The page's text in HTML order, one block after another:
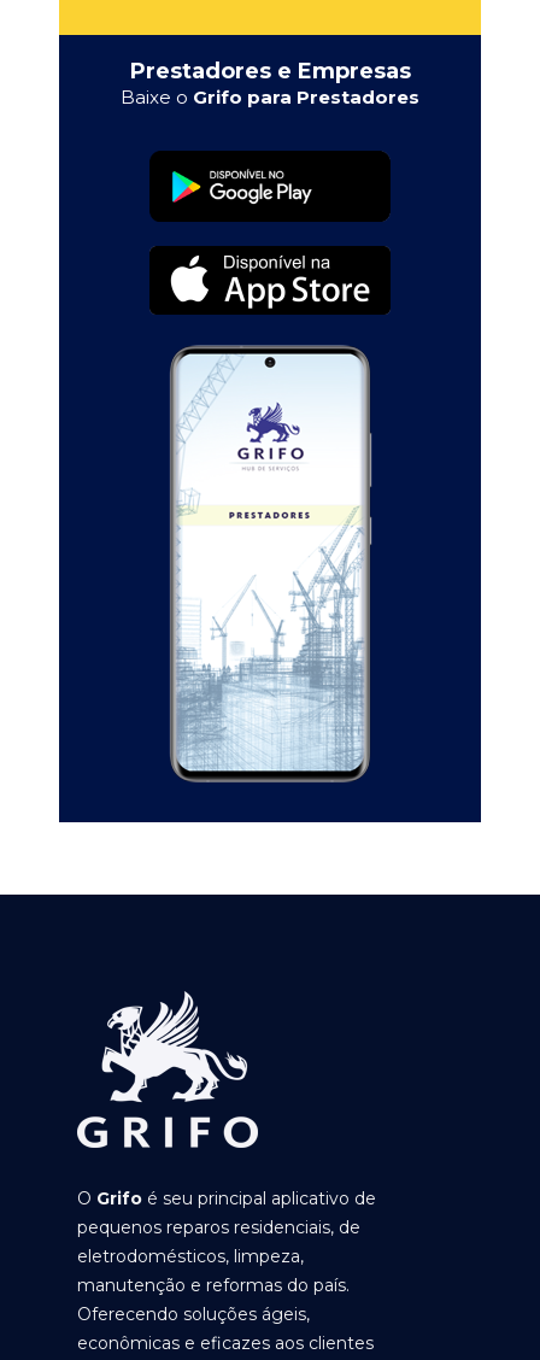
Prestadores e Empresas
Baixe o Grifo para Prestadores
O Grifo é seu principal aplicativo de
pequenos reparos residenciais, de
eletrodomésticos, limpeza,
manutenção e reformas do país.
Oferecendo soluções ágeis,
econômicas e eficazes aos clientes